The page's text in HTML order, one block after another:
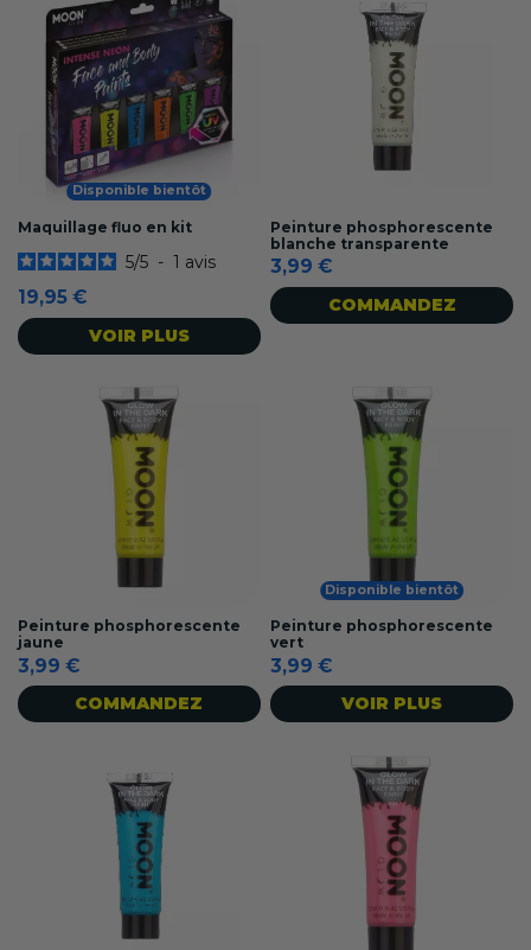
Disponible bientôt
Maquillage fluo en kit
5/5 - 1 avis
19,95 €
VOIR PLUS
Peinture phosphorescente
blanche transparente
3,99 €
COMMANDEZ
Peinture phosphorescente
jaune
3,99 €
COMMANDEZ
Disponible bientôt
Peinture phosphorescente
vert
3,99 €
VOIR PLUS